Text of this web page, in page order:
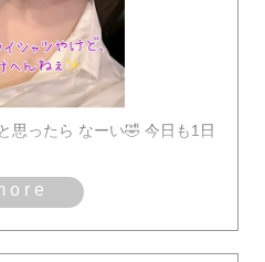
思ったら なーい🤣 今日も1日